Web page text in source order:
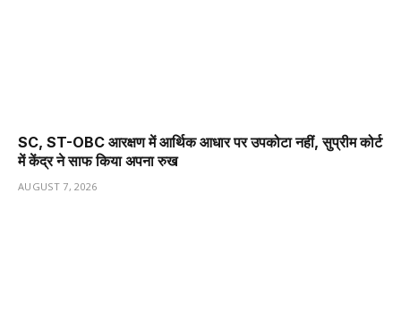
SC, ST-OBC आरक्षण में आर्थिक आधार पर उपकोटा नहीं, सुप्रीम कोर्ट
में केंद्र ने साफ किया अपना रुख
AUGUST 7, 2026